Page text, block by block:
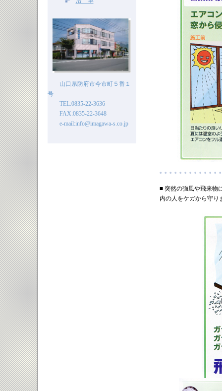
山口県防府市今市町５番１
号
TEL:0835-22-3636
FAX:0835-22-3648
e-mail:info@imagawa-s.co.jp
■ 突然の強風や飛来物
内の人をケガから守り